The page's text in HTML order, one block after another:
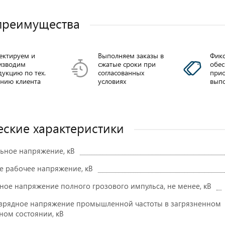
трансформаторные
ППВм-35
Подробнее
и
по тех.
клиента
Выполняем заказы в
сжатые сроки при
согласованных
условиях
характеристики
напряжение, кВ
рабочее напряжение, кВ
напряжение полного грозового импульса, не менее, кВ
напряжение промышленной частоты в загрязненном
состоянии, кВ